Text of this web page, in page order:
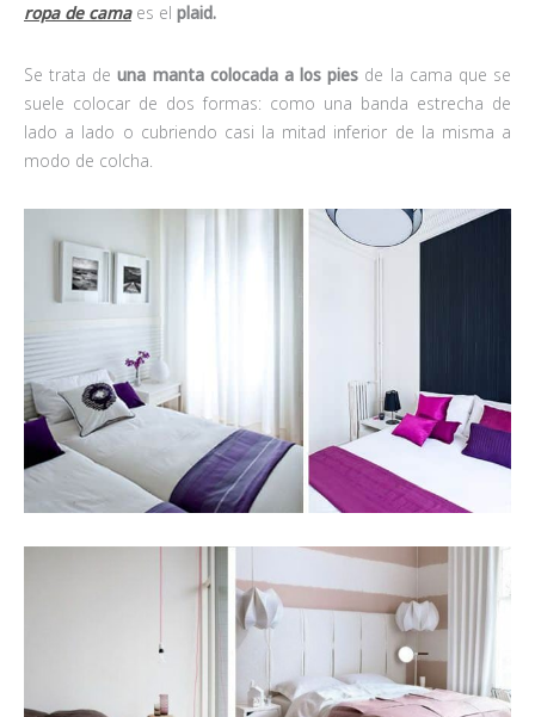
ropa de camaes el plaid.
Se trata deuna manta colocada a los pies de la cama que se
suele colocar de dos formas: como una banda estrecha de
lado a lado o cubriendo casi la mitad inferior de la misma a
modo de colcha.